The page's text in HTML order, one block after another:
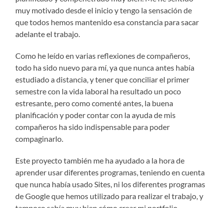
muy motivado desde el inicio y tengo la sensación de
que todos hemos mantenido esa constancia para sacar
adelante el trabajo.
Como he leído en varias reflexiones de compañeros,
todo ha sido nuevo para mí, ya que nunca antes había
estudiado a distancia, y tener que conciliar el primer
semestre con la vida laboral ha resultado un poco
estresante, pero como comenté antes, la buena
planificación y poder contar con la ayuda de mis
compañeros ha sido indispensable para poder
compaginarlo.
Este proyecto también me ha ayudado a la hora de
aprender usar diferentes programas, teniendo en cuenta
que nunca había usado Sites, ni los diferentes programas
de Google que hemos utilizado para realizar el trabajo, y